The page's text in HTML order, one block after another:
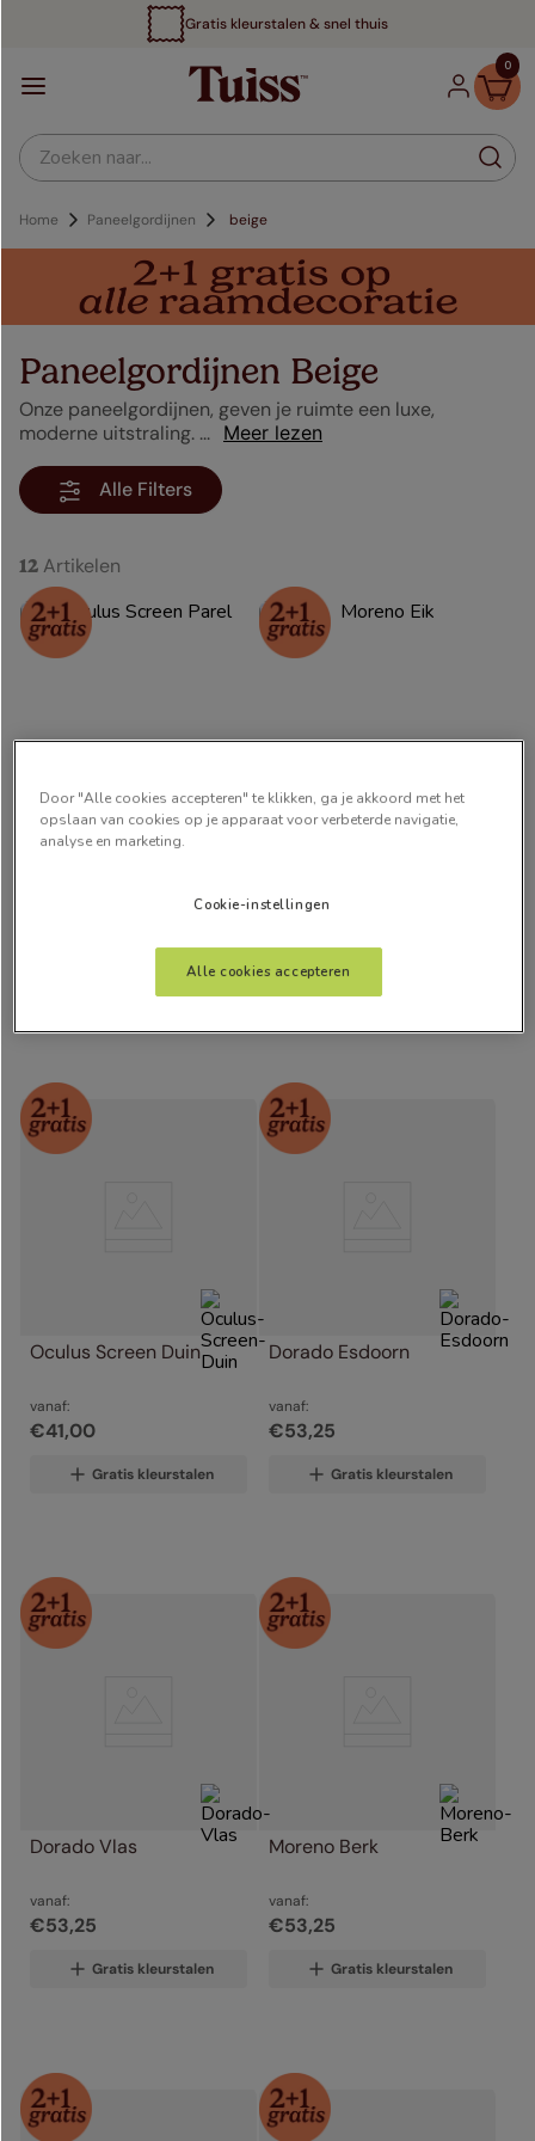
Gratis kleurstalen & snel thuis
0
Zoeken naar...
Paneelgordijnen beige
Paneelgordijnen Beige
Onze paneelgordijnen, geven je ruimte een luxe,
moderne uitstraling. ... Meer lezen
Alle Filters
12 Artikelen
Oculus Screen Parel
Gratis kleurstalen
vanaf:
Gratis kleurstalen
Oculus Screen Duin
vanaf:
€41,00
Gratis kleurstalen
Dorado Esdoorn
vanaf:
€53,25
Gratis kleurstalen
Dorado Vlas
vanaf:
€53,25
Gratis kleurstalen
Moreno Berk
vanaf:
€53,25
Gratis kleurstalen
Door "Alle cookies accepteren" te klikken, ga je akkoord met het
opslaan van cookies op je apparaat voor verbeterde navigatie,
analyse en marketing.
Cookie-instellingen
Alle cookies accepteren